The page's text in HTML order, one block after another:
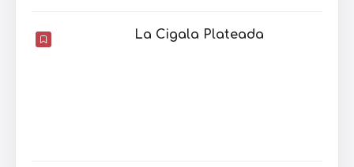
La Cigala Plateada